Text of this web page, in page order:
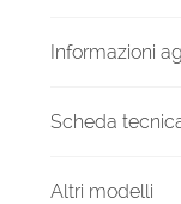
quantità
Informazioni
Scheda
Altri modelli